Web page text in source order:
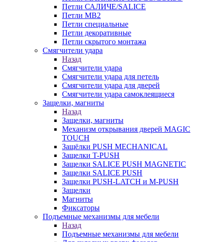
Петли САЛИЧЕ/SALICE
Петли MB2
Петли специальные
Петли декоративные
Петли скрытого монтажа
Смягчители удара
Назад
Смягчители удара
Смягчители удара для петель
Смягчители удара для дверей
Cмягчители удара самоклеящиеся
Защелки, магниты
Назад
Защелки, магниты
Механизм открывания дверей MAGIC
TOUCH
Защёлки PUSH MECHANICAL
Защелки T-PUSH
Защелки SALICE PUSH MAGNETIC
Защелки SALICE PUSH
Защелки PUSH-LATCH и M-PUSH
Защелки
Магниты
Фиксаторы
Подъемные механизмы для мебели
Назад
Подъемные механизмы для мебели